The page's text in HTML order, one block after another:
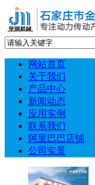
网站首页
关于我们
产品中心
新闻动态
应用实例
联系我们
阿里巴巴店铺
公司实景